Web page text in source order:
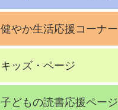
健やか生活応援コーナー
キッズ・ページ
子どもの読書応援ページ